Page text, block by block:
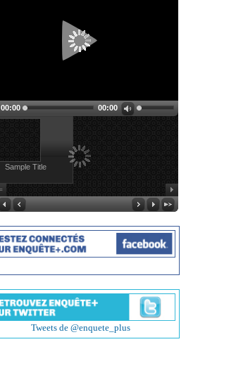
00:00 00:00
Sample Title
Tweets de @enquete_plus